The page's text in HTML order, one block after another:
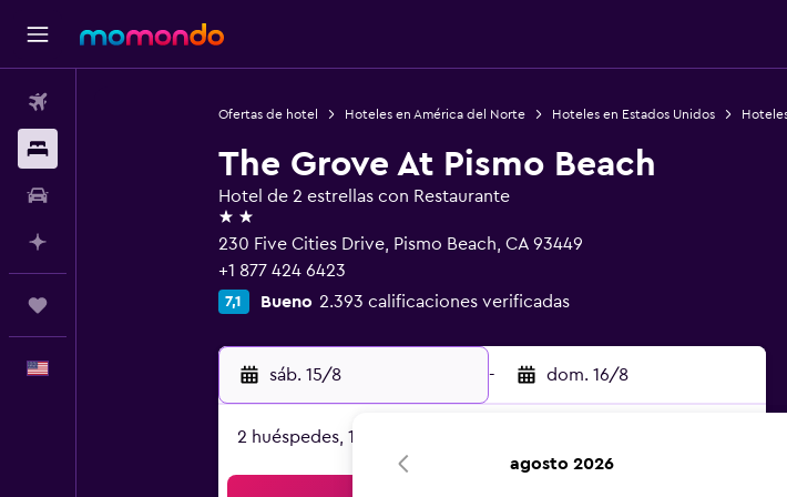
Ofertas de hotel Hoteles en América del Norte Hoteles en Estados Unidos
The Grove At Pismo Beach
Hotel de 2 estrellas con Restaurante
2 estrellas
230 Five Cities Drive, Pismo Beach, CA 93449
+1 877 424 6423
7,1 Bueno 2.393 calificaciones verificadas
sáb. 15/8 - dom. 16/8
2 huéspedes, 1 habitación
agosto 2026